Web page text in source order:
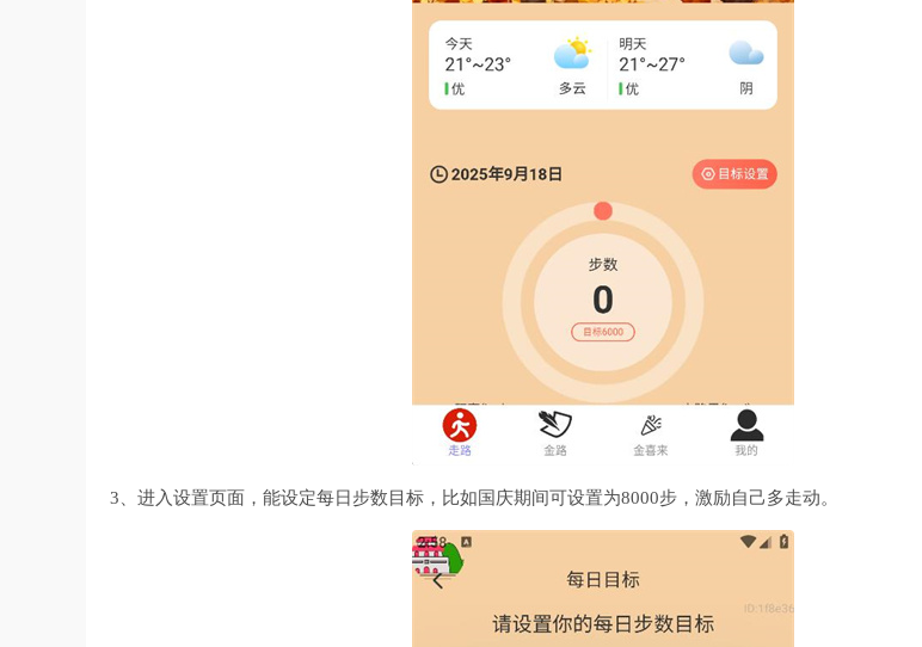
3、进入设置页面，能设定每日步数目标，比如国庆期间可设置为8000步，激励自己多走动。